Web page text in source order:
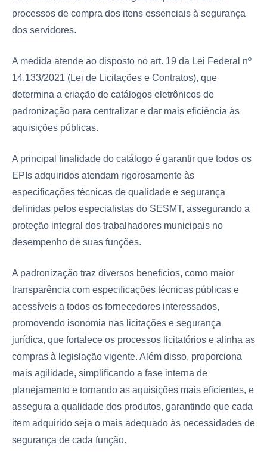
processos de compra dos itens essenciais à segurança
dos servidores.
A medida atende ao disposto no art. 19 da Lei Federal nº
14.133/2021 (Lei de Licitações e Contratos), que
determina a criação de catálogos eletrônicos de
padronização para centralizar e dar mais eficiência às
aquisições públicas.
A principal finalidade do catálogo é garantir que todos os
EPIs adquiridos atendam rigorosamente às
especificações técnicas de qualidade e segurança
definidas pelos especialistas do SESMT, assegurando a
proteção integral dos trabalhadores municipais no
desempenho de suas funções.
A padronização traz diversos benefícios, como maior
transparência com especificações técnicas públicas e
acessíveis a todos os fornecedores interessados,
promovendo isonomia nas licitações e segurança
jurídica, que fortalece os processos licitatórios e alinha as
compras à legislação vigente. Além disso, proporciona
mais agilidade, simplificando a fase interna de
planejamento e tornando as aquisições mais eficientes, e
assegura a qualidade dos produtos, garantindo que cada
item adquirido seja o mais adequado às necessidades de
segurança de cada função.